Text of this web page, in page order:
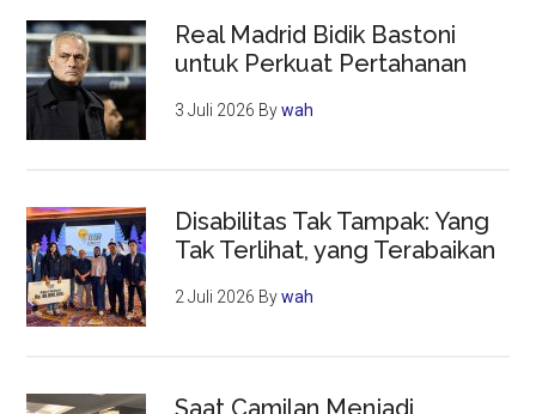
Real Madrid Bidik Bastoni
untuk Perkuat Pertahanan
3 Juli 2026 Bywah
Disabilitas Tak Tampak: Yang
Tak Terlihat, yang Terabaikan
2 Juli 2026 Bywah
Saat Camilan Menjadi